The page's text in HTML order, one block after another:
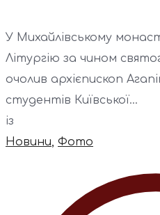
У Михайлівському
Літургію за чином
очолив архієпископ
студентів Київської...
із
Новини, Фото